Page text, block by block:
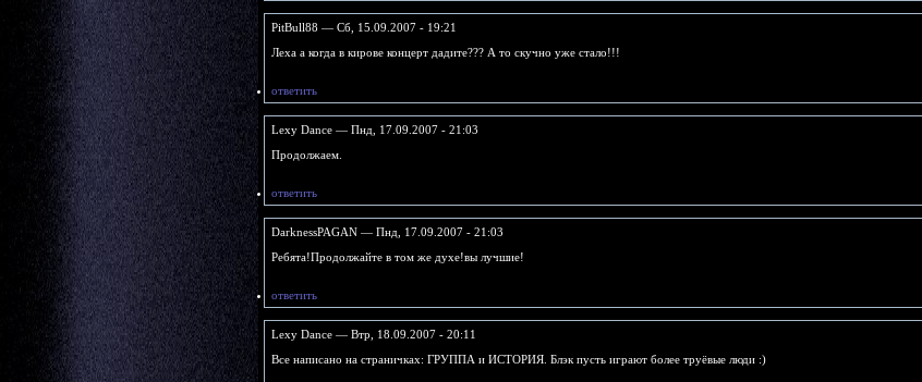
PitBull88 — Сб, 15.09.2007 - 19:21
Леха а когда в кирове концерт дадите??? А то скучно уже стало!!!
ответить
Lexy Dance — Пнд, 17.09.2007 - 21:03
Продолжаем.
ответить
DarknessPAGAN — Пнд, 17.09.2007 - 21:03
Ребята!Продолжайте в том же духе!вы лучшие!
ответить
Lexy Dance — Втр, 18.09.2007 - 20:11
Все написано на страничках: ГРУППА и ИСТОРИЯ. Блэк пусть играют более труёвые люди :)